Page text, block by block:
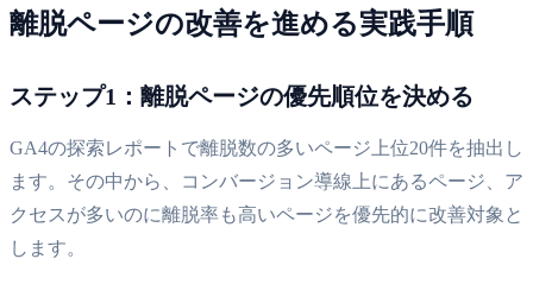
離脱ページの改善を進める実践手順
ステップ1：離脱ページの優先順位を決める
GA4の探索レポートで離脱数の多いページ上位20件を抽出し
ます。その中から、コンバージョン導線上にあるページ、ア
クセスが多いのに離脱率も高いページを優先的に改善対象と
します。